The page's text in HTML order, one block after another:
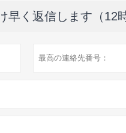
く返信します（12